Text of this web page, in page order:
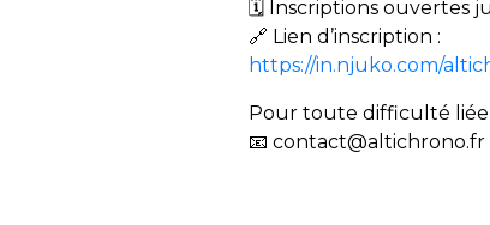
🗓 Inscriptions ouvertes
🔗 Lien d’inscription :
https://in.njuko.com/
Pour toute difficulté liée
📧 contact@altichrono.fr